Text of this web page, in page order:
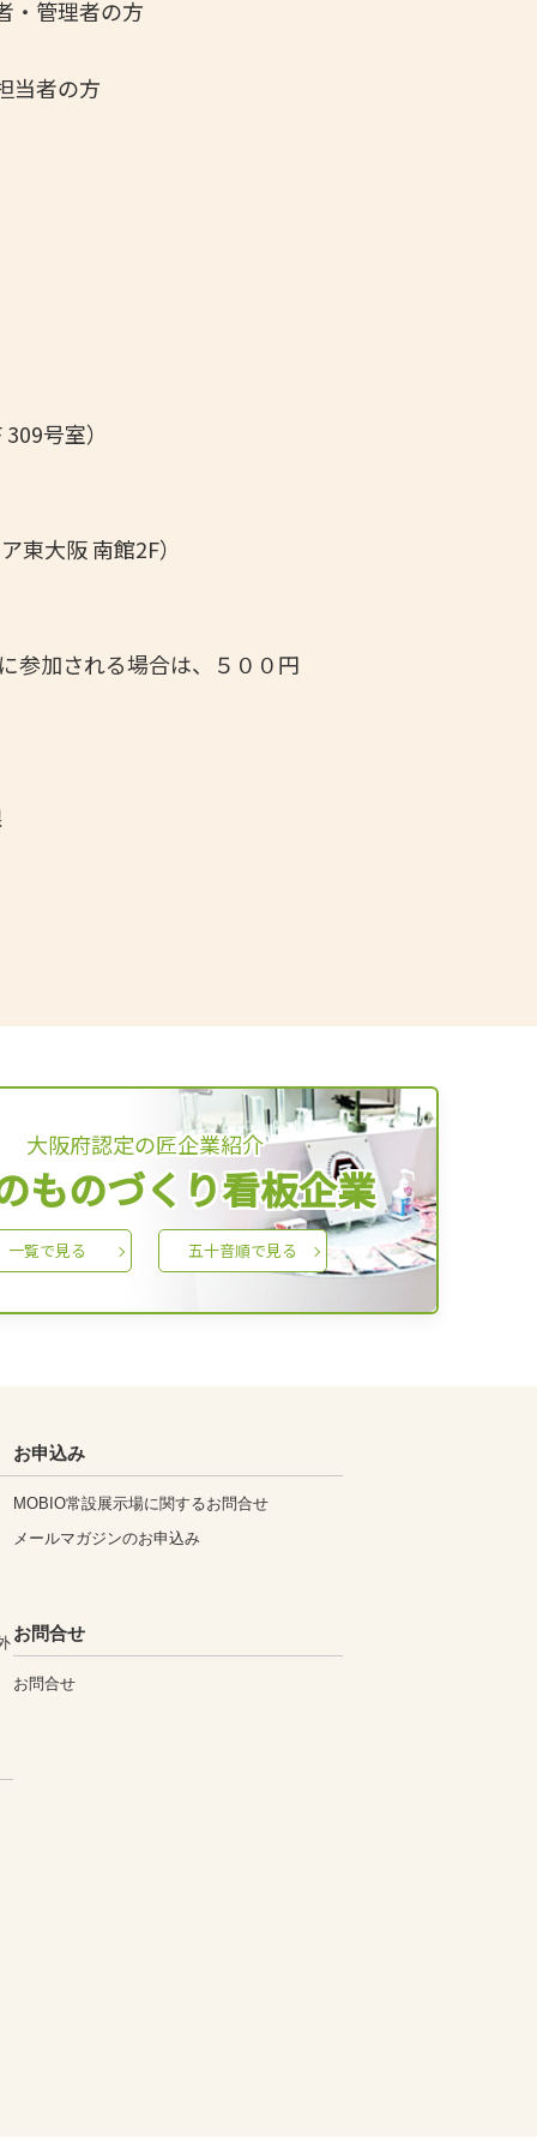
管理者の方
当者の方
号室）
東大阪 南館2F）
される場合は、５００円
大阪府認定の匠企業紹介
ものづくり看板企業
一覧で見る 五十音順で見る
お申込み
MOBIO常設展示場に関するお問合せ
メールマガジンのお申込み
お問合せ
お問合せ